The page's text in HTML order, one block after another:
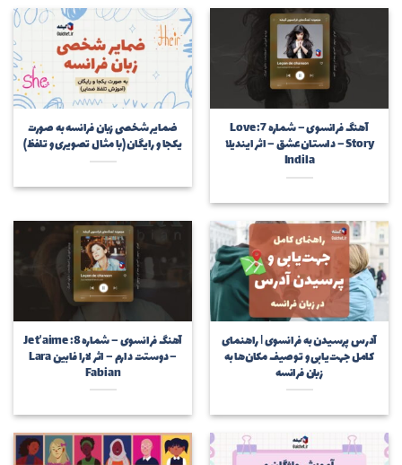
آهنگ فرانسوی – شماره 7: Love
Story – داستان عشق – اثر ایندیلا
Indila
ضمایر شخصی زبان فرانسه به صورت
یکجا و رایگان (با مثال تصویری و تلفظ)
آدرس پرسیدن به فرانسوی | راهنمای
کامل جهت‌یابی و توصیف مکان‌ها به
زبان فرانسه
آهنگ فرانسوی – شماره 8: Je t’aime
– دوستت دارم – اثر لارا فابین Lara
Fabian